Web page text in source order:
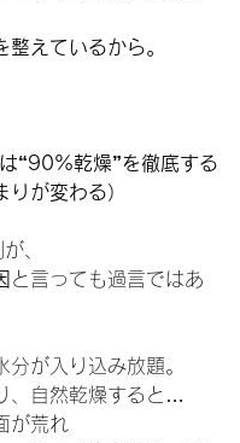
整えているから。
“90%乾燥”を徹底する
りが変わる）
、
と言っても過言ではあ
分が入り込み放題。
、自然乾燥すると…
面が荒れ